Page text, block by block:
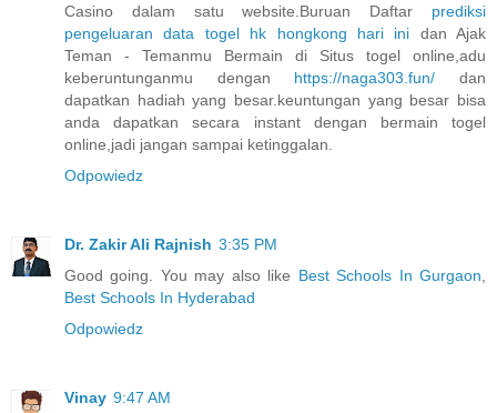
Casino dalam satu website.Buruan Daftar prediksi
pengeluaran data togel hk hongkong hari ini dan Ajak
Teman - Temanmu Bermain di Situs togel online,adu
keberuntunganmu dengan https://naga303.fun/ dan
dapatkan hadiah yang besar.keuntungan yang besar bisa
anda dapatkan secara instant dengan bermain togel
online,jadi jangan sampai ketinggalan.
Odpowiedz
Dr. Zakir Ali Rajnish 3:35 PM
Good going. You may also like Best Schools In Gurgaon
Best Schools In Hyderabad
Odpowiedz
Vinay 9:47 AM